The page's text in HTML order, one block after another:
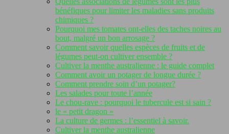
bénéfiques pour limiter les maladies sans produits
chimiques ?
Pourquoi mes tomates ont-elles des taches noires au
bout, malgré un bon arrosage ?
Comment savoir quelles espèces de fruits et de
légumes peut-on cultiver ensemble ?
Cultiver la menthe australienne : le guide complet
Comment avoir un potager de longue durée ?
Comment prendre soin d’un potager?
Les salades pour toute l’année
Le chou-rave : pourquoi le tubercule est si sain ?
le « petit dragon »
La culture de germes : l’essentiel à savoir.
Cultiver la menthe australienne